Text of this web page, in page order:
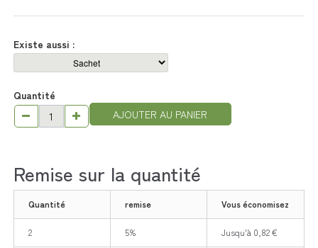
Existe aussi :
Quantité
AJOUTER AU PANIER
Remise sur la quantité
Quantité remise Vous économisez
2 5% Jusqu'à 0,82 €